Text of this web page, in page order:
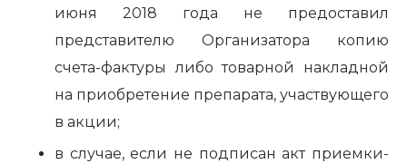
июня 2018 года не предоставил
представителю Организатора копию
счета-фактуры либо товарной накладной
на приобретение препарата, участвующего
в акции;
в случае, если не подписан акт приемки-